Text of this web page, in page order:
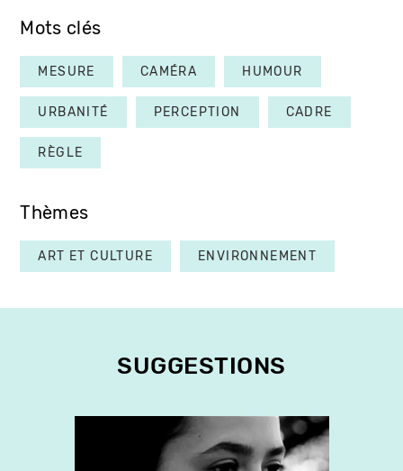
Mots clés
MESURE CAMÉRA HUMOUR
URBANITÉ PERCEPTION CADRE
RÈGLE
Thèmes
ART ET CULTURE ENVIRONNEMENT
SUGGESTIONS